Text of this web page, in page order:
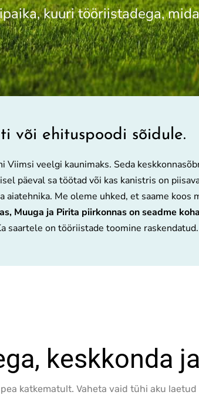
kuuri tööriistadega,
või ehituspoodi sõidule.
veelgi kaunimaks. Seda
päeval sa töötad või kas kanistris on
Me oleme uhked, et saame koos
Muuga ja Pirita piirkonnas on seadme
saartele on tööriistade toomine raskendatud.
keskkonda
katkematult. Vaheta vaid tühi aku